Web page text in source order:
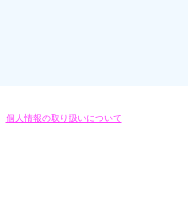
個人情報の取り扱いについて